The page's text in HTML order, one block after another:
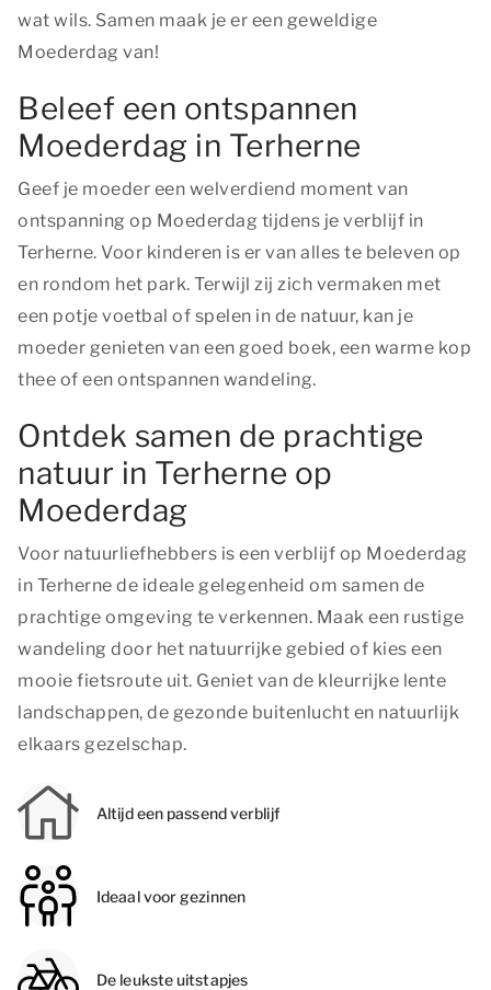
wat wils. Samen maak je er een geweldige
Moederdag van!
Beleef een ontspannen
Moederdag in Terherne
Geef je moeder een welverdiend moment van
ontspanning op Moederdag tijdens je verblijf in
Terherne. Voor kinderen is er van alles te beleven op
en rondom het park. Terwijl zij zich vermaken met
een potje voetbal of spelen in de natuur, kan je
moeder genieten van een goed boek, een warme kop
thee of een ontspannen wandeling.
Ontdek samen de prachtige
natuur in Terherne op
Moederdag
Voor natuurliefhebbers is een verblijf op Moederdag
in Terherne de ideale gelegenheid om samen de
prachtige omgeving te verkennen. Maak een rustige
wandeling door het natuurrijke gebied of kies een
mooie fietsroute uit. Geniet van de kleurrijke lente
landschappen, de gezonde buitenlucht en natuurlijk
elkaars gezelschap.
Altijd een passend verblijf
Ideaal voor gezinnen
De leukste uitstapjes